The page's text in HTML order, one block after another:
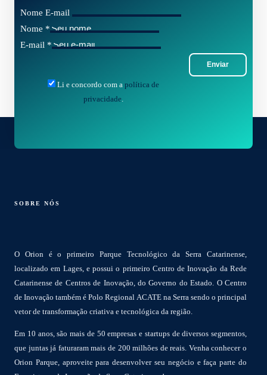
Nome E-mail
Nome *
E-mail *
Enviar
Li e concordo com a política de
privacidade.
SOBRE NÓS
O Orion é o primeiro Parque Tecnológico da Serra Catarinense,
localizado em Lages, e possui o primeiro Centro de Inovação da Rede
Catarinense de Centros de Inovação, do Governo do Estado. O Centro
de Inovação também é Polo Regional ACATE na Serra sendo o principal
vetor de transformação criativa e tecnológica da região.
Em 10 anos, são mais de 50 empresas e startups de diversos segmentos,
que juntas já faturaram mais de 200 milhões de reais. Venha conhecer o
Orion Parque, aproveite para desenvolver seu negócio e faça parte do